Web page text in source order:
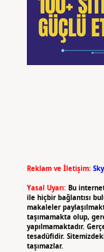
Reklam ve İletişim:
Yasal Uyarı: Bu
ile hiçbir bağlantısı
makaleler
taşımamakta olup,
yapılmamaktadır.
tesadüfidir.
taşımazlar.